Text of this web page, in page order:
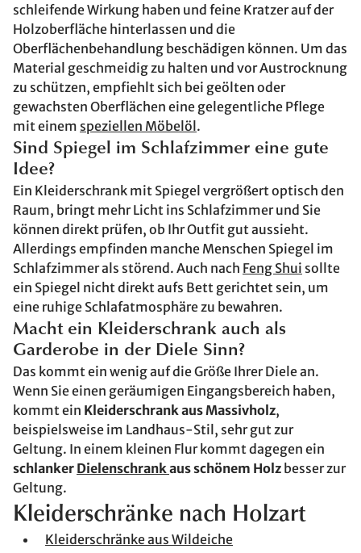
schleifende Wirkung haben und feine Kratzer auf der
Holzoberfläche hinterlassen und die
Oberflächenbehandlung beschädigen können. Um das
Material geschmeidig zu halten und vor Austrocknung
zu schützen, empfiehlt sich bei geölten oder
gewachsten Oberflächen eine gelegentliche Pflege
mit einem speziellen Möbelöl .
Sind Spiegel im Schlafzimmer eine gute
Idee?
Ein Kleiderschrank mit Spiegel vergrößert optisch den
Raum, bringt mehr Licht ins Schlafzimmer und Sie
können direkt prüfen, ob Ihr Outfit gut aussieht.
Allerdings empfinden manche Menschen Spiegel im
Schlafzimmer als störend. Auch nach Feng Shui sollte
ein Spiegel nicht direkt aufs Bett gerichtet sein, um
eine ruhige Schlafatmosphäre zu bewahren.
Macht ein Kleiderschrank auch als
Garderobe in der Diele Sinn?
Das kommt ein wenig auf die Größe Ihrer Diele an.
Wenn Sie einen geräumigen Eingangsbereich haben,
kommt ein Kleiderschrank aus Massivholz,
beispielsweise im Landhaus-Stil, sehr gut zur
Geltung. In einem kleinen Flur kommt dagegen ein
schlanker Dielenschrankaus schönem Holz besser zur
Geltung.
Kleiderschränke nach Holzart
Kleiderschränke aus Wildeiche